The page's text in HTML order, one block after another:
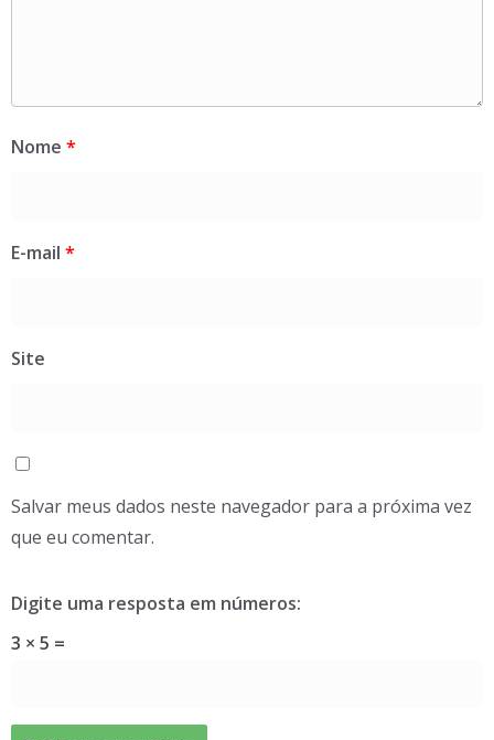
Nome *
E-mail *
Site
Salvar meus dados neste navegador para a próxima vez
que eu comentar.
Digite uma resposta em números:
3 × 5 =